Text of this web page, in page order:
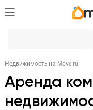
Недвижимость на Move.ru
Аренда